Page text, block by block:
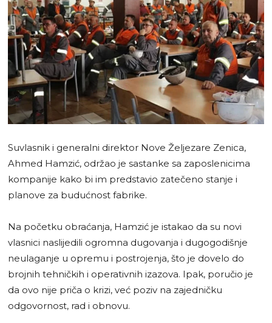
Suvlasnik i generalni direktor Nove Željezare Zenica,
Ahmed Hamzić, održao je sastanke sa zaposlenicima
kompanije kako bi im predstavio zatečeno stanje i
planove za budućnost fabrike.
Na početku obraćanja, Hamzić je istakao da su novi
vlasnici naslijedili ogromna dugovanja i dugogodišnje
neulaganje u opremu i postrojenja, što je dovelo do
brojnih tehničkih i operativnih izazova. Ipak, poručio je
da ovo nije priča o krizi, već poziv na zajedničku
odgovornost, rad i obnovu.